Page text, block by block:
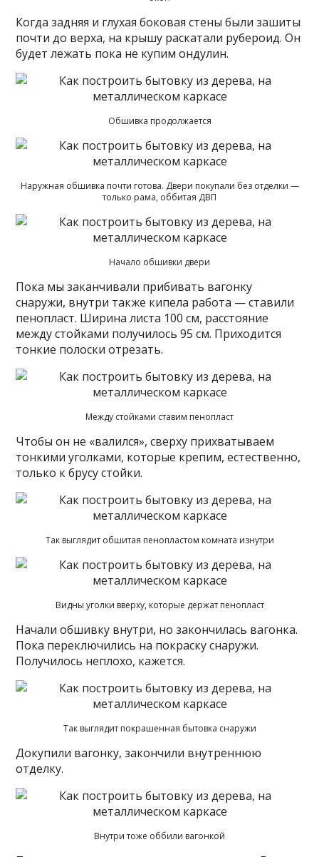
Когда задняя и глухая боковая стены были зашиты
почти до верха, на крышу раскатали рубероид. Он
будет лежать пока не купим ондулин.
Обшивка продолжается
Наружная обшивка почти готова. Двери покупали без отделки —
только рама, оббитая ДВП
Начало обшивки двери
Пока мы заканчивали прибивать вагонку
снаружи, внутри также кипела работа — ставили
пенопласт. Ширина листа 100 см, расстояние
между стойками получилось 95 см. Приходится
тонкие полоски отрезать.
Между стойками ставим пенопласт
Чтобы он не «валился», сверху прихватываем
тонкими уголками, которые крепим, естественно,
только к брусу стойки.
Так выглядит обшитая пенопластом комната изнутри
Видны уголки вверху, которые держат пенопласт
Начали обшивку внутри, но закончилась вагонка.
Пока переключились на покраску снаружи.
Получилось неплохо, кажется.
Так выглядит покрашенная бытовка снаружи
Докупили вагонку, закончили внутреннюю
отделку.
Внутри тоже оббили вагонкой